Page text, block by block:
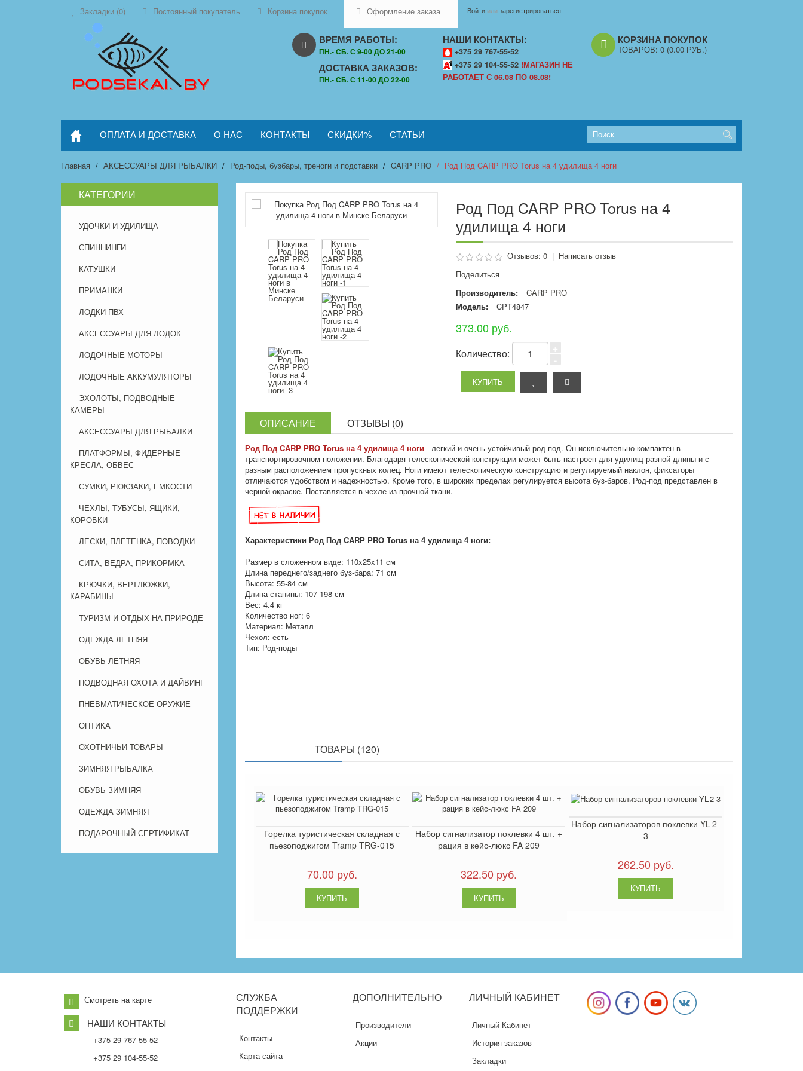
Закладки (0) Постоянный покупатель Корзина покупок Оформление заказа Войти илизарегистрироваться
ВРЕМЯ РАБОТЫ:
ПН.- CБ. С 9-00 ДО 21-00
ДОСТАВКА ЗАКАЗОВ:
ПН.- CБ. С 11-00 ДО 22-00
НАШИ КОНТАКТЫ:
+375 29 767-55-52
+375 29 104-55-52 !МАГАЗИН НЕ
РАБОТАЕТ С 06.08 ПО 08.08!
КОРЗИНА ПОКУПОК
ТОВАРОВ: 0 (0.00 РУБ.)
ОПЛАТА И ДОСТАВКА О НАС КОНТАКТЫ СКИДКИ% СТАТЬИ
Главная АКСЕССУАРЫ ДЛЯ РЫБАЛКИ Род-поды, бузбары, треноги и подставки CARP PRO Род Под CARP PRO Torus на 4 удилища 4 ноги
КАТЕГОРИИ
УДОЧКИ И УДИЛИЩА
СПИННИНГИ
КАТУШКИ
ПРИМАНКИ
ЛОДКИ ПВХ
АКСЕССУАРЫ ДЛЯ ЛОДОК
ЛОДОЧНЫЕ МОТОРЫ
ЛОДОЧНЫЕ АККУМУЛЯТОРЫ
ЭХОЛОТЫ, ПОДВОДНЫЕ
КАМЕРЫ
АКСЕССУАРЫ ДЛЯ РЫБАЛКИ
ПЛАТФОРМЫ, ФИДЕРНЫЕ
КРЕСЛА, ОБВЕС
СУМКИ, РЮКЗАКИ, ЕМКОСТИ
ЧЕХЛЫ, ТУБУСЫ, ЯЩИКИ,
КОРОБКИ
ЛЕСКИ, ПЛЕТЕНКА, ПОВОДКИ
СИТА, ВЕДРА, ПРИКОРМКА
КРЮЧКИ, ВЕРТЛЮЖКИ,
КАРАБИНЫ
ТУРИЗМ И ОТДЫХ НА ПРИРОДЕ
ОДЕЖДА ЛЕТНЯЯ
ОБУВЬ ЛЕТНЯЯ
ПОДВОДНАЯ ОХОТА И ДАЙВИНГ
ПНЕВМАТИЧЕСКОЕ ОРУЖИЕ
ОПТИКА
ОХОТНИЧЬИ ТОВАРЫ
ЗИМНЯЯ РЫБАЛКА
ОБУВЬ ЗИМНЯЯ
ОДЕЖДА ЗИМНЯЯ
ПОДАРОЧНЫЙ СЕРТИФИКАТ
Род Под CARP PRO Torus на 4
удилища 4 ноги
Отзывов: 0| Написать отзыв
Поделиться
Производитель:
CARP PRO
Модель:
CPT4847
373.00 руб.
Количество:
ОПИСАНИЕ ОТЗЫВЫ (0)
Род Под CARP PRO Torus на 4 удилища 4 ноги - легкий и очень устойчивый род-под. Он исключительно компактен в
транспортировочном положении. Благодаря телескопической конструкции может быть настроен для удилищ разной длины и с
разным расположением пропускных колец. Ноги имеют телескопическую конструкцию и регулируемый наклон, фиксаторы
отличаются удобством и надежностью. Кроме того, в широких пределах регулируется высота буз-баров. Род-под представлен в
черной окраске. Поставляется в чехле из прочной ткани.
Характеристики Род Под CARP PRO Torus на 4 удилища 4 ноги:
Размер в сложенном виде: 110x25x11 см
Длина переднего/заднего буз-бара: 71 см
Высота: 55-84 см
Длина станины: 107-198 см
Вес: 4.4 кг
Количество ног: 6
Материал: Металл
Чехол: есть
Тип: Род-поды
ТОВАРЫ (120)
Горелка туристическая складная с
пьезоподжигом Tramp TRG-015
70.00 руб.
Набор сигнализатор поклевки 4 шт. +
рация в кейс-люкс FA 209
322.50 руб.
Набор сигнализаторов поклевки YL-2-
3
262.50 руб.
Смотреть на карте
НАШИ КОНТАКТЫ
+375 29 767-55-52
+375 29 104-55-52
СЛУЖБА
ПОДДЕРЖКИ
Контакты
Карта сайта
ДОПОЛНИТЕЛЬНО
Производители
Акции
ЛИЧНЫЙ КАБИНЕТ
Личный Кабинет
История заказов
Закладки